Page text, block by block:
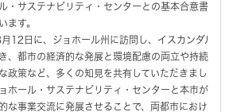
・サステナビリティ・センターとの基本合意書を締
ます。
12日に、ジョホール州に訪問し、イスカンダル開
、都市の経済的な発展と環境配慮の両立や持続可能
政策など、多くの知見を共有していただきました。
ホール・サステナビリティ・センターと本市が継続
な事業交流に発展させることで、両都市における持